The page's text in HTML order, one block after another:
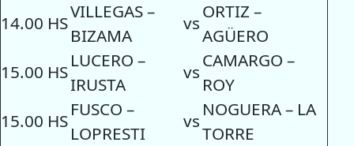
14.00 HS
VILLEGAS –
BIZAMA
vs
ORTIZ –
AGÜERO
15.00 HS
LUCERO –
IRUSTA
vs
CAMARGO –
ROY
15.00 HS
FUSCO –
LOPRESTI
vs
NOGUERA – LA
TORRE